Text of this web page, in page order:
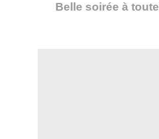
Belle soirée à